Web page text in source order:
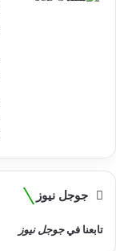
جوجل نيوز
تابعنا فيجوجل نيوز